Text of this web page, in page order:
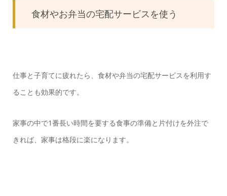
食材やお弁当の宅配サービスを使う
仕事と子育てに疲れたら、食材や弁当の宅配サービスを利用す
ることも効果的です。
家事の中で1番長い時間を要する食事の準備と片付けを外注で
きれば、家事は格段に楽になります。